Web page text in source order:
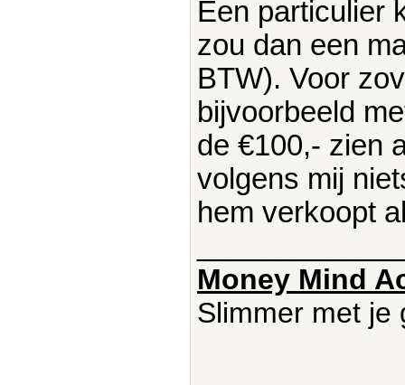
Een particulier
zou dan een
BTW). Voor
bijvoorbeeld
de €100,- zien
volgens mij
hem verkoopt
Money Mind
Slimmer met je